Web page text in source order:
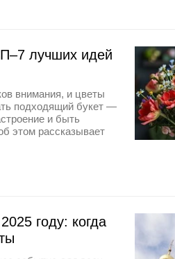
лучших идей
внимания, и цветы
подходящий букет —
и быть
этом рассказывает
году: когда